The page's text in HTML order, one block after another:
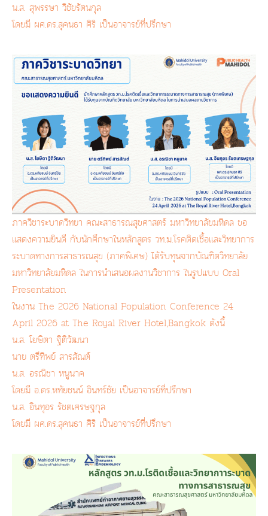
น.ส. สุพรรษา วิชัยรัตนกุล
โดยมี ผศ.ดร.สุคนธา ศิริ เป็นอาจารย์ที่ปรึกษา
ภาควิชาระบาดวิทยา คณะสาธารณสุขศาสตร์ มหาวิทยาลัยมหิดล ขอ
แสดงความยินดี กับนักศึกษาในหลักสูตร วท.ม.โรคติดเชื้อและวิทยาการ
ระบาดทางการสาธารณสุข (ภาคพิเศษ) ได้รับทุนจากบัณฑิตวิทยาลัย
มหาวิทยาลัยมหิดล ในการนำเสนอผลงานวิชาการ ในรูปแบบ Oral
Presentation
ในงาน The 2026 National Population Conference 24
April 2026 at The Royal River Hotel,Bangkok ดังนี้
น.ส. โยษิตา ฐิติวัฒนา
นาย ตรีทิพย์ สารสัณต์
น.ส. อรณิชา หนูนาค
โดยมี อ.ดร.หทัยชนน์ อินทร์ชัย เป็นอาจารย์ที่ปรึกษา
น.ส. อินทุอร รัชตเศรษฐกุล
โดยมี ผศ.ดร.สุคนธา ศิริ เป็นอาจารย์ที่ปรึกษา